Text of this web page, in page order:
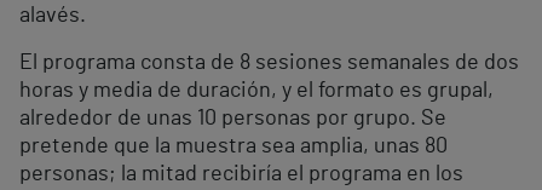
alavés.
El programa consta de 8 sesiones semanales de dos
horas y media de duración, y el formato es grupal,
alrededor de unas 10 personas por grupo. Se
pretende que la muestra sea amplia, unas 80
personas; la mitad recibiría el programa en los